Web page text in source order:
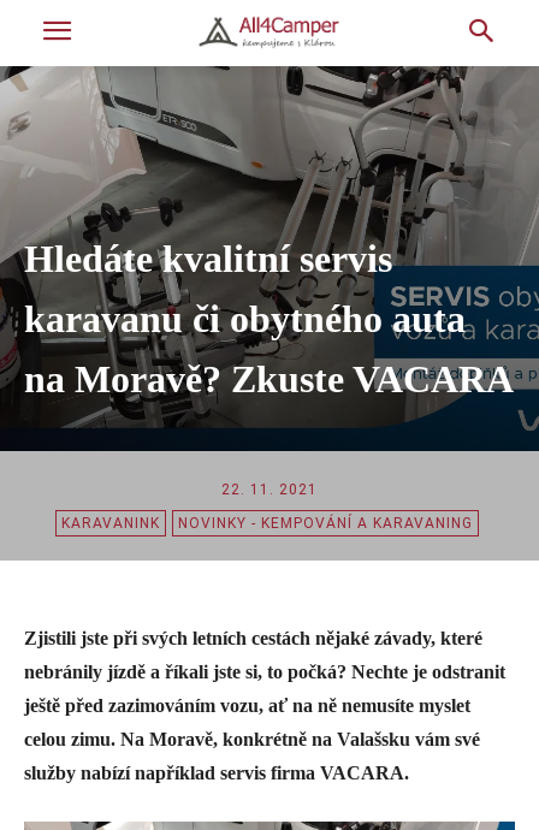
Hledáte kvalitní servis
karavanu či obytného auta
na Moravě? Zkuste VACARA
22. 11. 2021
KARAVANINK NOVINKY - KEMPOVÁNÍ A KARAVANING
Zjistili jste při svých letních cestách nějaké závady, které
nebránily jízdě a říkali jste si, to počká? Nechte je odstranit
ještě před zazimováním vozu, ať na ně nemusíte myslet
celou zimu. Na Moravě, konkrétně na Valašsku vám své
služby nabízí například servis firma VACARA.